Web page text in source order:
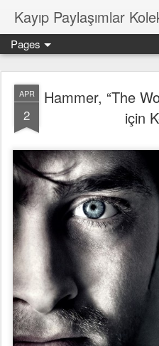
Kayıp Paylaşımlar
Pages
APR
2
Hammer, “The
için